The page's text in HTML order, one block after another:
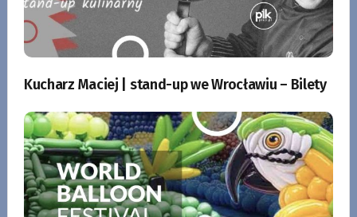
Kucharz Maciej | stand-up we Wrocławiu – Bilety